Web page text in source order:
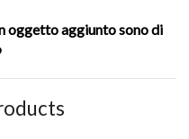
oggetto aggiunto sono di